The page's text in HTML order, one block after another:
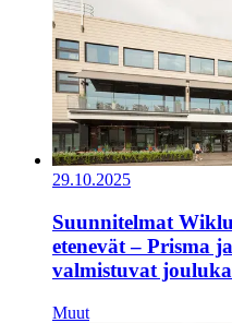
29.10.2025
Suunnitelmat
etenevät – Prisma
valmistuvat
Muut